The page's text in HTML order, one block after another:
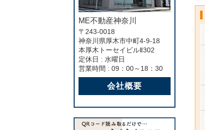
ME不動産神奈川
〒243-0018
神奈川県厚木市中町4-9-18
本厚木トーセイビルⅡ302
定休日 : 水曜日
営業時間 : 09：00～18：30
会社概要